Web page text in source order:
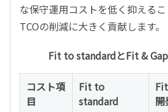
な保守運用コストを低く抑えるこ
TCOの削減に大きく貢献します。
Fit to standardとFit &
コスト項
目
Fit to
standard
開